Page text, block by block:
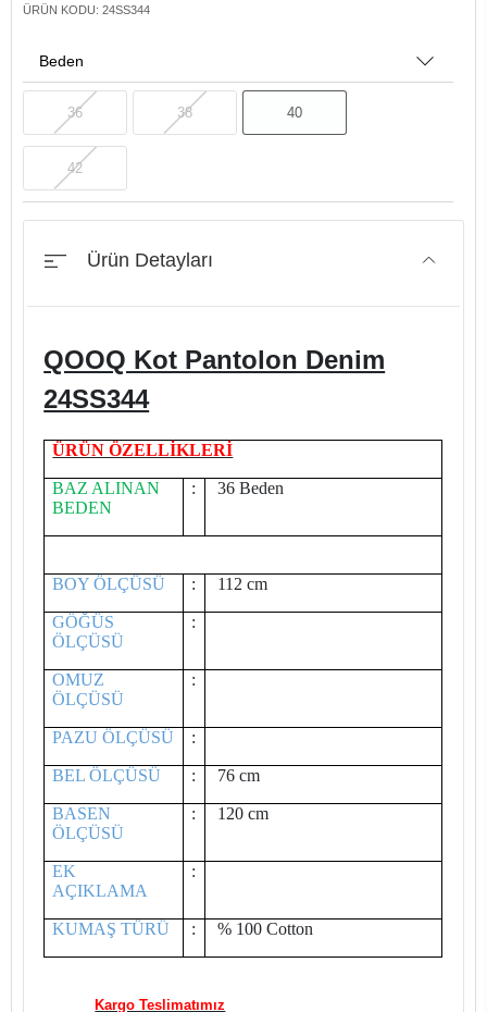
ÜRÜN KODU: 24SS344
Beden
36 38 40
42
Ürün Detayları
QOOQ Kot Pantolon Denim
24SS344
ÜRÜN ÖZELLİKLERİ
BAZ ALINAN
BEDEN
: 36 Beden
BOY ÖLÇÜSÜ : 112 cm
GÖĞÜS
ÖLÇÜSÜ
:
OMUZ
ÖLÇÜSÜ
:
PAZU ÖLÇÜSÜ :
BEL ÖLÇÜSÜ : 76 cm
BASEN
ÖLÇÜSÜ
: 120 cm
EK
AÇIKLAMA
:
KUMAŞ TÜRÜ : % 100 Cotton
Kargo Teslimatımız